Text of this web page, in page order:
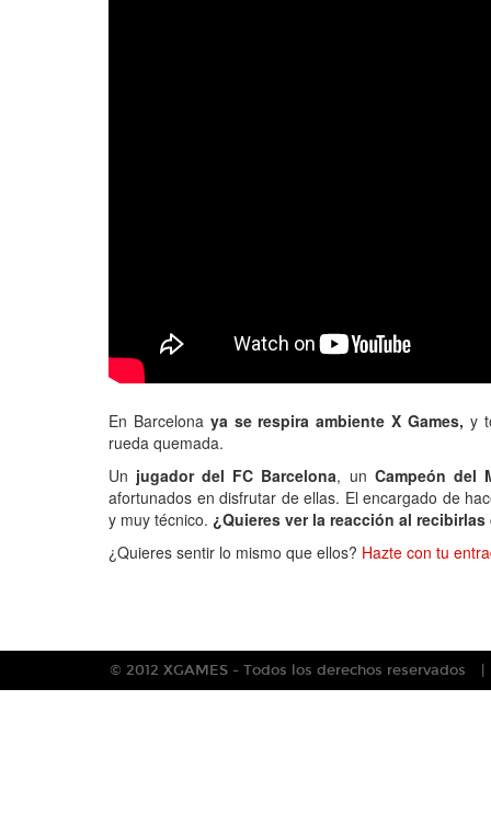
En Barcelona ya se respira ambiente X Games, y
rueda quemada.
Un jugador del FC Barcelona, un Campeón del
afortunados en disfrutar de ellas. El encargado de
y muy técnico. ¿Quieres ver la reacción al
¿Quieres sentir lo mismo que ellos? Hazte con tu
© 2012 XGAMES - Todos los derechos reservados